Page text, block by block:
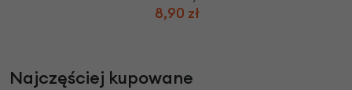
8,90 zł
Najczęściej kupowane